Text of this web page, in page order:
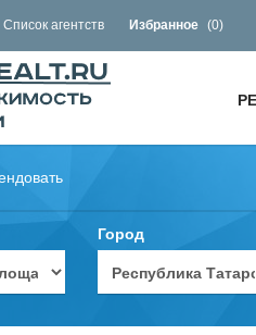
Список агентств Избранное (0)
Город